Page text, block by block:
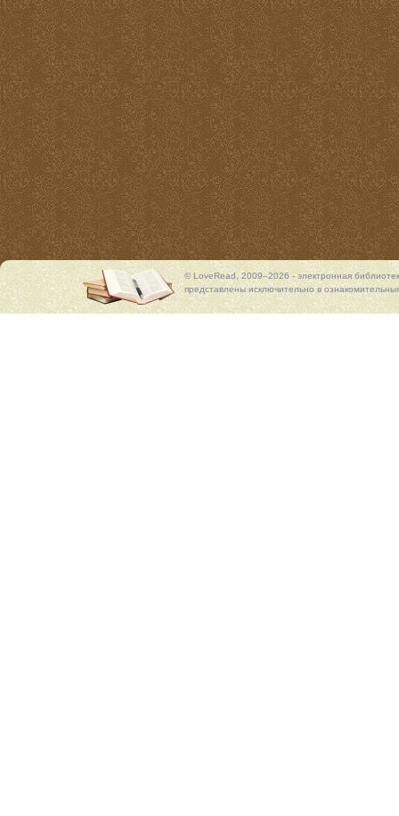
© LoveRead, 2009–2026 - электронная
представлены исключительно в